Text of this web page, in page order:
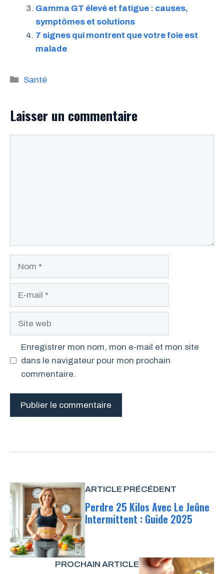
Gamma GT élevé et fatigue : causes,
symptômes et solutions
7 signes qui montrent que votre foie est
malade
Catégories
Santé
Laisser un commentaire
Enregistrer mon nom, mon e-mail et mon site
dans le navigateur pour mon prochain
commentaire.
ARTICLE PRÉCÉDENT
Perdre 25 Kilos Avec Le Jeûne
Intermittent : Guide 2025
PROCHAIN ARTICLE